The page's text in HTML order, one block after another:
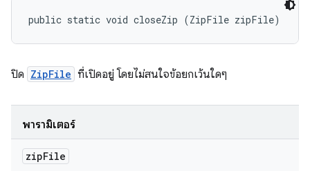
public static void closeZip (ZipFile zipFile)
ปิด ZipFile ที่เปิดอยู่ โดยไม่สนใจข้อยกเว้นใดๆ
พารามิเตอร์
zipFile